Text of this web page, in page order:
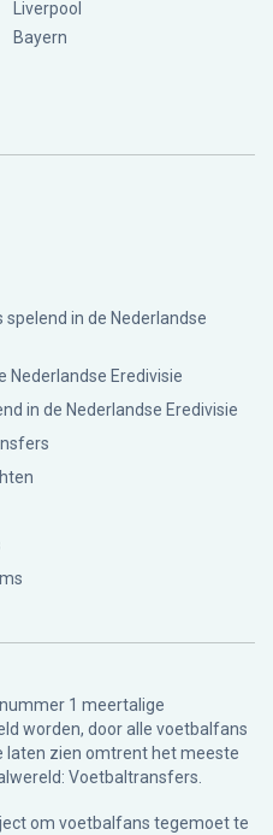
Liverpool
Bayern
in de Nederlandse
Nederlandse Eredivisie
in de Nederlandse Eredivisie
1 meertalige
worden, door alle voetbalfans
laten zien omtrent het meeste
Voetbaltransfers.
om voetbalfans tegemoet te